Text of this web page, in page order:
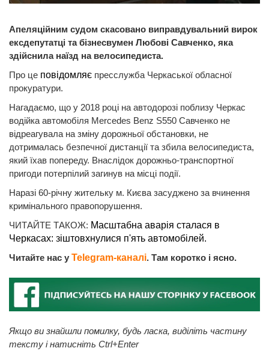
Апеляційним судом скасовано виправдувальний вирок
ексдепутатці та бізнесвумен Любові Савченко, яка
здійснила наїзд на велосипедиста.
Про це повідомляє пресслужба Черкаської обласної
прокуратури.
Нагадаємо, що у 2018 році на автодорозі поблизу Черкас
водійка автомобіля Mercedes Benz S550 Савченко не
відреагувала на зміну дорожньої обстановки, не
дотрималась безпечної дистанції та збила велосипедиста,
який їхав попереду. Внаслідок дорожньо-транспортної
пригоди потерпілий загинув на місці події.
Наразі 60-річну жительку м. Києва засуджено за вчинення
кримінального правопорушення.
ЧИТАЙТЕ ТАКОЖ: Масштабна аварія сталася в
Черкасах: зіштовхнулися п'ять автомобілей.
Читайте нас у Telegram-каналі. Там коротко і ясно.
Якщо ви знайшли помилку, будь ласка, виділіть частину
тексту і натисніть Ctrl+Enter